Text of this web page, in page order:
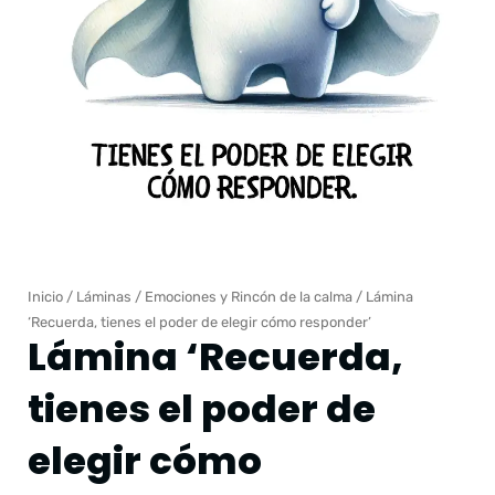
Inicio / Láminas / Emociones y Rincón de la calma / Lámina
‘Recuerda, tienes el poder de elegir cómo responder’
Lámina ‘Recuerda,
tienes el poder de
elegir cómo